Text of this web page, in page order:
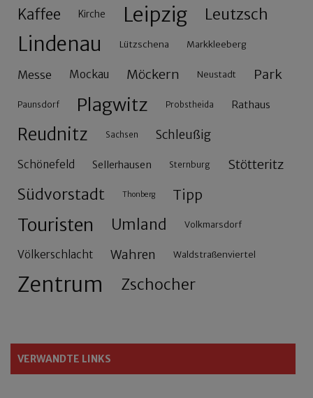
Kaffee Kirche Leipzig Leutzsch
Lindenau Lützschena Markkleeberg
Messe Mockau Möckern Neustadt Park
Paunsdorf Plagwitz Probstheida Rathaus
Reudnitz Sachsen Schleußig
Schönefeld Sellerhausen Sternburg Stötteritz
Südvorstadt Thonberg Tipp
Touristen Umland Volkmarsdorf
Völkerschlacht Wahren Waldstraßenviertel
Zentrum Zschocher
VERWANDTE LINKS